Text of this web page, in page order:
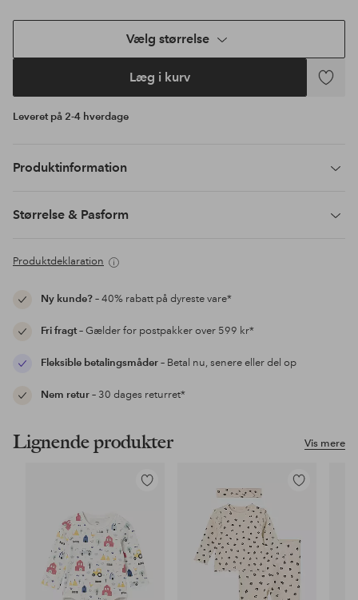
Vælg størrelse
Læg i kurv
Tilføj
Leveret på 2-4 hverdage
Produktinformation
Størrelse & Pasform
Produktdeklaration
Ny kunde?– 40% rabatt på dyreste vare*
Fri fragt– Gælder for postpakker over 599 kr*
Fleksible betalingsmåder– Betal nu, senere eller del op
Nem retur– 30 dages returret*
Vis mere
Lignende produkter
Tilføj
Tilføj